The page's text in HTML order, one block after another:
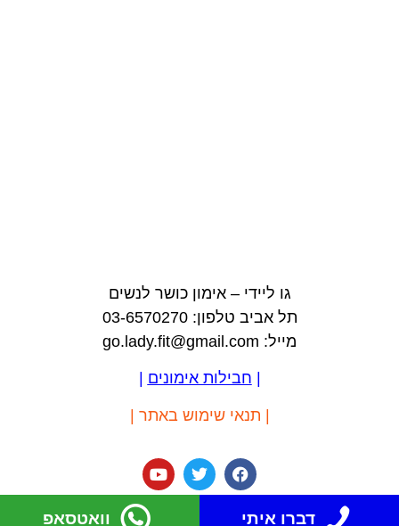
גו ליידי – אימון כושר לנשים
תל אביב טלפון: 03-6570270
מייל: go.lady.fit@gmail.com
חבילות אימונים
| תנאי שימוש באתר |
דברו איתי וואטסאפ